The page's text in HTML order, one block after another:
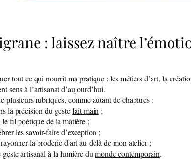
: laissez naître
tout ce qui nourrit ma pratique : les métiers d’art, la
sens à l’artisanat d’aujourd’hui.
plusieurs rubriques, comme autant de chapitres :
la précision du gestefait main ;
fil poétique de la matière ;
les savoir-faire d’exception ;
la broderie d'art au-delà de mon atelier ;
artisanal à la lumière du monde contemporain.